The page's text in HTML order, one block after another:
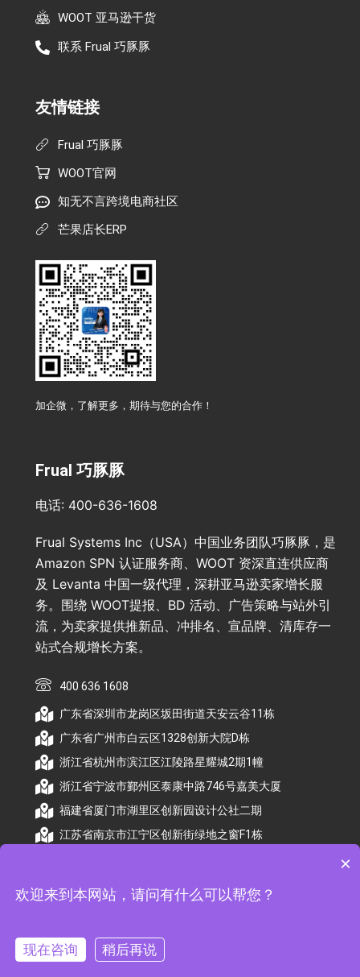
WOOT 亚马逊干货
联系 Frual 巧豚豚
友情链接
Frual 巧豚豚
WOOT官网
知无不言跨境电商社区
芒果店长ERP
加企微，了解更多，期待与您的合作！
Frual 巧豚豚
电话: 400-636-1608
Frual Systems Inc（USA）中国业务团队巧豚豚，是
Amazon SPN 认证服务商、WOOT 资深直连供应商
及 Levanta 中国一级代理，深耕亚马逊卖家增长服
务。围绕 WOOT提报、BD 活动、广告策略与站外引
流，为卖家提供推新品、冲排名、宣品牌、清库存一
站式合规增长方案。
400 636 1608
广东省深圳市龙岗区坂田街道天安云谷11栋
广东省广州市白云区1328创新大院D栋
浙江省杭州市滨江区江陵路星耀城2期1幢
浙江省宁波市鄞州区泰康中路746号嘉美大厦
福建省厦门市湖里区创新园设计公社二期
江苏省南京市江宁区创新街绿地之窗F1栋
备案号：浙ICP备2026009174号
×
欢迎来到本网站，请问有什么可以帮您？
现在咨询 稍后再说